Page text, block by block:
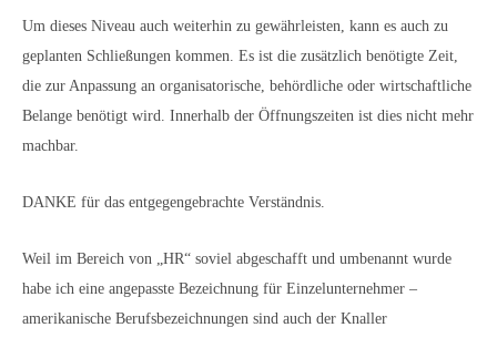
Um dieses Niveau auch weiterhin zu gewährleisten, kann es auch zu
geplanten Schließungen kommen. Es ist die zusätzlich benötigte Zeit,
die zur Anpassung an organisatorische, behördliche oder wirtschaftliche
Belange benötigt wird. Innerhalb der Öffnungszeiten ist dies nicht mehr
machbar.
DANKE für das entgegengebrachte Verständnis.
Weil im Bereich von „HR“ soviel abgeschafft und umbenannt wurde
habe ich eine angepasste Bezeichnung für Einzelunternehmer –
amerikanische Berufsbezeichnungen sind auch der Knaller